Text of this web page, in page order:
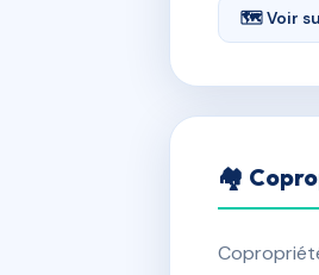
🗺 Voir
🏘